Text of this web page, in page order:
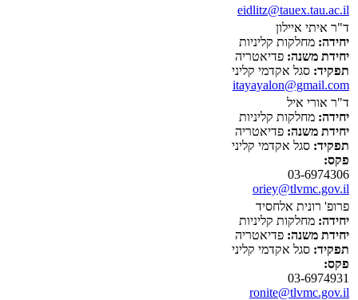
eidlitz@tauex.tau.ac.il
ד"ר איתי איילון
יחידה: מחלקות קליניות
יחידת משנה: פדיאטריה
תפקיד: סגל אקדמי קליני
itayayalon@gmail.com
ד"ר אורי איל
יחידה: מחלקות קליניות
יחידת משנה: פדיאטריה
תפקיד: סגל אקדמי קליני
פקס:
03-6974306
oriey@tlvmc.gov.il
פרופ' רונית אלחסיד
יחידה: מחלקות קליניות
יחידת משנה: פדיאטריה
תפקיד: סגל אקדמי קליני
פקס:
03-6974931
ronite@tlvmc.gov.il